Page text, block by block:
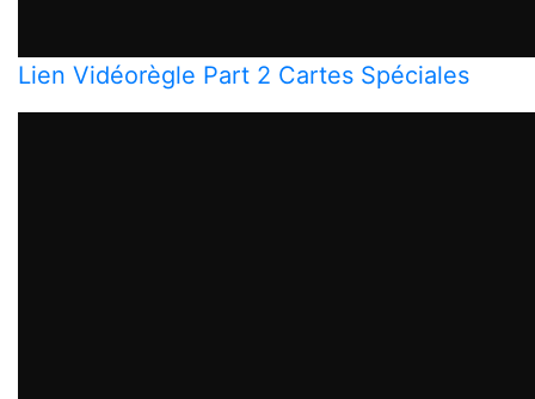
Lien Vidéorègle Part 2 Cartes Spéciales